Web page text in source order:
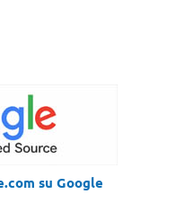
su Google